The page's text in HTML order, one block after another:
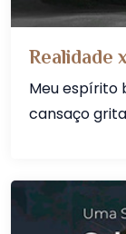
Realidade
Meu espírito
cansaço